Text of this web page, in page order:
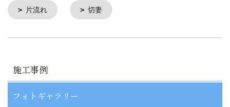
片流れ 切妻
施工事例
フォトギャラリー